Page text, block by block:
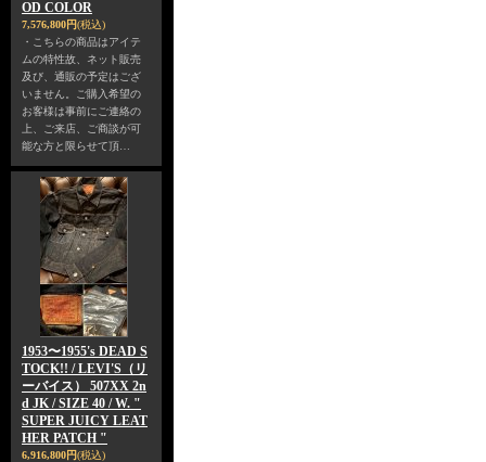
OD COLOR
7,576,800円(税込)
・こちらの商品はアイテ
ムの特性故、ネット販売
及び、通販の予定はござ
いません。ご購入希望の
お客様は事前にご連絡の
上、ご来店、ご商談が可
能な方と限らせて頂…
1953〜1955's DEAD S
TOCK!! / LEVI'S（リ
ーバイス） 507XX 2n
d JK / SIZE 40 / W. "
SUPER JUICY LEAT
HER PATCH "
6,916,800円(税込)